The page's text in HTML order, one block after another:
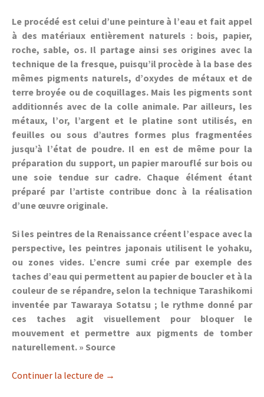
Le procédé est celui d’une peinture à l’eau et fait appel
à des matériaux entièrement naturels : bois, papier,
roche, sable, os. Il partage ainsi ses origines avec la
technique de la fresque, puisqu’il procède à la base des
mêmes pigments naturels, d’oxydes de métaux et de
terre broyée ou de coquillages. Mais les pigments sont
additionnés avec de la colle animale. Par ailleurs, les
métaux, l’or, l’argent et le platine sont utilisés, en
feuilles ou sous d’autres formes plus fragmentées
jusqu’à l’état de poudre. Il en est de même pour la
préparation du support, un papier marouflé sur bois ou
une soie tendue sur cadre. Chaque élément étant
préparé par l’artiste contribue donc à la réalisation
d’une œuvre originale.
Si les peintres de la Renaissance créent l’espace avec la
perspective, les peintres japonais utilisent le yohaku,
ou zones vides. L’encre sumi crée par exemple des
taches d’eau qui permettent au papier de boucler et à la
couleur de se répandre, selon la technique Tarashikomi
inventée par Tawaraya Sotatsu ; le rythme donné par
ces taches agit visuellement pour bloquer le
mouvement et permettre aux pigments de tomber
naturellement. » Source
Continuer la lecture de Techniques de peinture chinoises et
→